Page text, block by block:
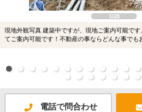
1/28
現地外観写真 建築中ですが、現地ご案内可能で
てご案内可能です！不動産の事ならどんな事でも
電話で問合わせ